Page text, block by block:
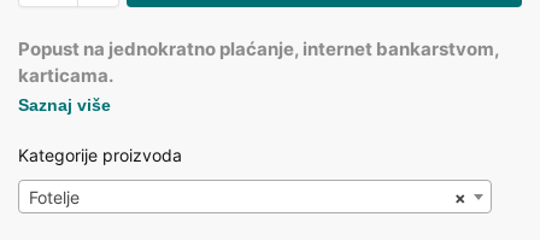
Popust na jednokratno plaćanje, internet bankarstvom,
karticama.
Saznaj više
Kategorije proizvoda
×
Fotelje